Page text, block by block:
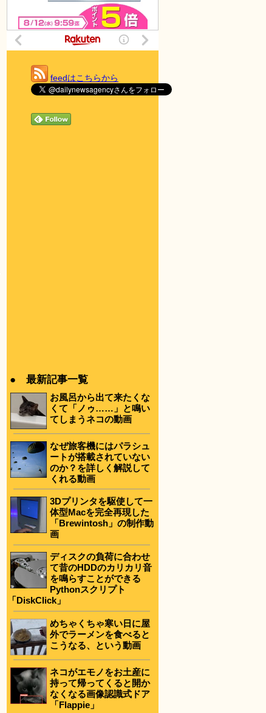
feedはこちらから
● 最新記事一覧
お風呂から出て来たくな
くて「ノゥ……」と鳴い
てしまうネコの動画
なぜ旅客機にはパラシュ
ートが搭載されていない
のか？を詳しく解説して
くれる動画
3Dプリンタを駆使して一
体型Macを完全再現した
「Brewintosh」の制作動
画
ディスクの負荷に合わせ
て昔のHDDのカリカリ音
を鳴らすことができる
Pythonスクリプト
「DiskClick」
めちゃくちゃ寒い日に屋
外でラーメンを食べると
こうなる、という動画
ネコがエモノをお土産に
持って帰ってくると開か
なくなる画像認識式ドア
「Flappie」